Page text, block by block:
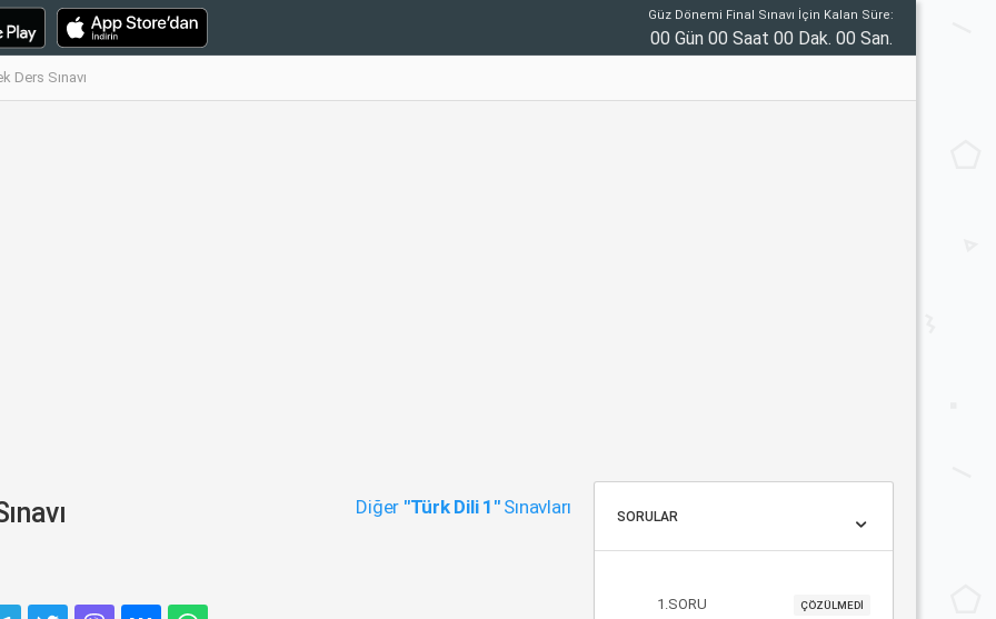
Güz Dönemi Final Sınavı İçin Kalan Süre:
00 Gün 00 Saat 00 Dak. 00 San.
Ders Sınavı
Diğer "Türk Dili 1"Sınavları SORULAR
1.SORU ÇÖZÜLMEDİ